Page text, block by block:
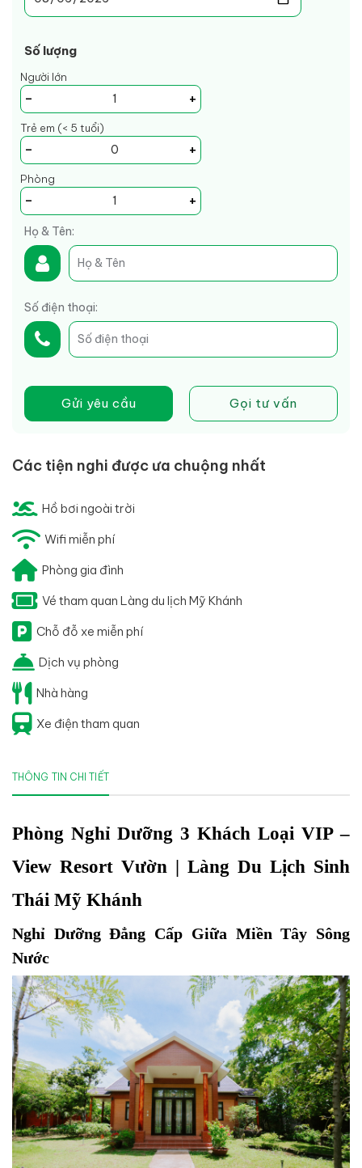
Số lượng
Người lớn
- +
Trẻ em (< 5 tuổi)
- +
Phòng
- +
Họ & Tên:
Số điện thoại:
Gửi yêu cầu Gọi tư vấn
Các tiện nghi được ưa chuộng nhất
Hồ bơi ngoài trời
Wifi miễn phí
Phòng gia đình
Vé tham quan Làng du lịch Mỹ Khánh
Chỗ đỗ xe miễn phí
Dịch vụ phòng
Nhà hàng
Xe điện tham quan
THÔNG TIN CHI TIẾT
Phòng Nghỉ Dưỡng 3 Khách Loại VIP –
View Resort Vườn | Làng Du Lịch Sinh
Thái Mỹ Khánh
Nghỉ Dưỡng Đẳng Cấp Giữa Miền Tây Sông
Nước